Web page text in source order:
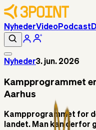
NyhederVideoPodcast
Nyheder3. jun. 2026
Kampprogrammet
Aarhus
Kampprogrammet for
landet. Man kan derfor